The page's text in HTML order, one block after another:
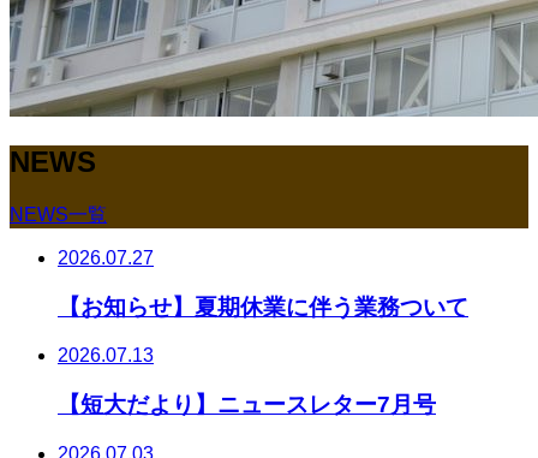
NEWS
NEWS一覧
2026.07.27
【お知らせ】夏期休業に伴う業務ついて
2026.07.13
【短大だより】ニュースレター7月号
2026.07.03